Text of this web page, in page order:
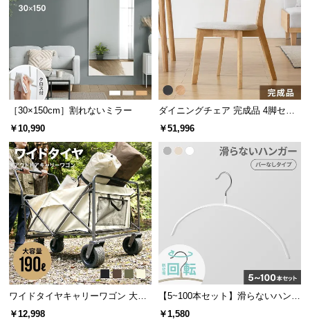
o.,
［30×150cm］割れないミラー
￥10,990
ダイニングチェア 完成品 4脚セッ
ト
￥51,996
ワイドタイヤキャリーワゴン 大容
量190L 耐荷重150kg
￥12,998
【5~100本セット】滑らないハンガ
ー
￥1,580